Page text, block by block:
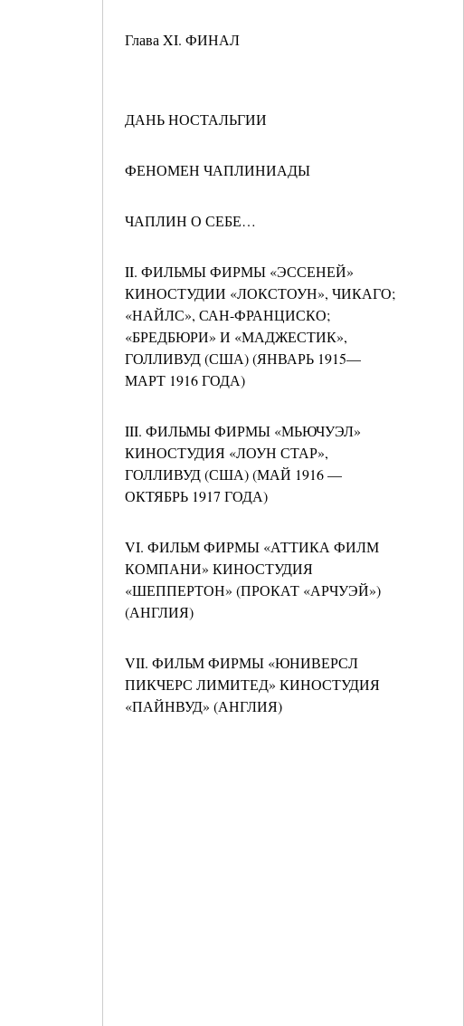
Глава XI. ФИНАЛ
ДАНЬ НОСТАЛЬГИИ
ФЕНОМЕН ЧАПЛИНИАДЫ
ЧАПЛИН О СЕБЕ…
II. ФИЛЬМЫ ФИРМЫ «ЭССЕНЕЙ»
КИНОСТУДИИ «ЛОКСТОУН», ЧИКАГО;
«НАЙЛС», САН-ФРАНЦИСКО;
«БРЕДБЮРИ» И «МАДЖЕСТИК»,
ГОЛЛИВУД (США) (ЯНВАРЬ 1915—
МАРТ 1916 ГОДА)
III. ФИЛЬМЫ ФИРМЫ «МЬЮЧУЭЛ»
КИНОСТУДИЯ «ЛОУН СТАР»,
ГОЛЛИВУД (США) (МАЙ 1916 —
ОКТЯБРЬ 1917 ГОДА)
VI. ФИЛЬМ ФИРМЫ «АТТИКА ФИЛМ
КОМПАНИ» КИНОСТУДИЯ
«ШЕППЕРТОН» (ПРОКАТ «АРЧУЭЙ»)
(АНГЛИЯ)
VII. ФИЛЬМ ФИРМЫ «ЮНИВЕРСЛ
ПИКЧЕРС ЛИМИТЕД» КИНОСТУДИЯ
«ПАЙНВУД» (АНГЛИЯ)